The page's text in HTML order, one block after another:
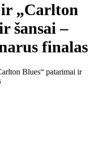
„Carlton
šansai –
finalas
Blues“ patarimai ir